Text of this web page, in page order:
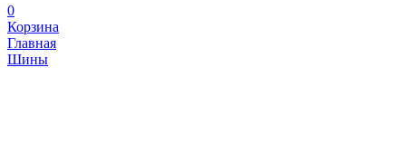
0
Корзина
Главная
Шины